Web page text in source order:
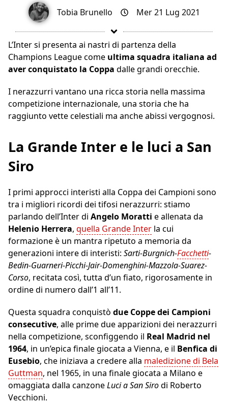
Tobia Brunello Mer 21 Lug 2021
L’Inter si presenta ai nastri di partenza della
Champions League come ultima squadra italiana ad
aver conquistato la Coppa dalle grandi orecchie.
I nerazzurri vantano una ricca storia nella massima
competizione internazionale, una storia che ha
raggiunto vette celestiali ma anche abissi vergognosi.
La Grande Inter e le luci a San
Siro
I primi approcci interisti alla Coppa dei Campioni sono
tra i migliori ricordi dei tifosi nerazzurri: stiamo
parlando dell’Inter di Angelo Moratti e allenata da
Helenio Herrera, quella Grande Inter la cui
formazione è un mantra ripetuto a memoria da
generazioni intere di interisti: Sarti-Burgnich-Facchetti-
Bedin-Guarneri-Picchi-Jair-Domenghini-Mazzola-Suarez-
Corso, recitata così, tutta d’un fiato, rigorosamente in
ordine di numero dall’1 all’11.
Questa squadra conquistò due Coppe dei Campioni
consecutive, alle prime due apparizioni dei nerazzurri
nella competizione, sconfiggendo il Real Madrid nel
1964, in un’epica finale giocata a Vienna, e il Benfica di
Eusebio, che iniziava a credere alla maledizione di Bela
Guttman, nel 1965, in una finale giocata a Milano e
omaggiata dalla canzoneLuci a San Sirodi Roberto
Vecchioni.